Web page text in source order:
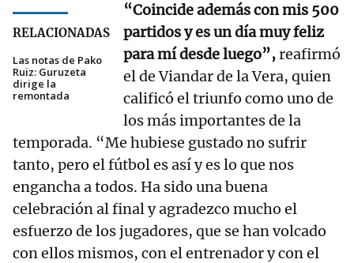
RELACIONADAS
Las notas de Pako
Ruiz: Guruzeta
dirige la
remontada
“Coincide además con mis 500
partidos y es un día muy feliz
para mí desde luego”,reafirmó
el de Viandar de la Vera, quien
calificó el triunfo como uno de
los más importantes de la
temporada. “Me hubiese gustado no sufrir
tanto, pero el fútbol es así y es lo que nos
engancha a todos. Ha sido una buena
celebración al final y agradezco mucho el
esfuerzo de los jugadores, que se han volcado
con ellos mismos, con el entrenador y con el